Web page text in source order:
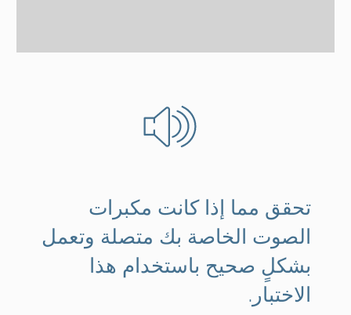
تحقق مما إذا كانت مكبرات
الصوت الخاصة بك متصلة وتعمل
بشكلٍ صحيح باستخدام هذا
الاختبار.